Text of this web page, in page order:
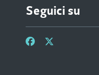
Seguici su